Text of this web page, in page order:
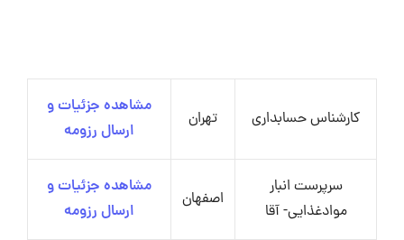
کارشناس حسابداری تهران
مشاهده جزئیات و
ارسال رزومه
سرپرست انبار
موادغذایی- آقا
اصفهان
مشاهده جزئیات و
ارسال رزومه